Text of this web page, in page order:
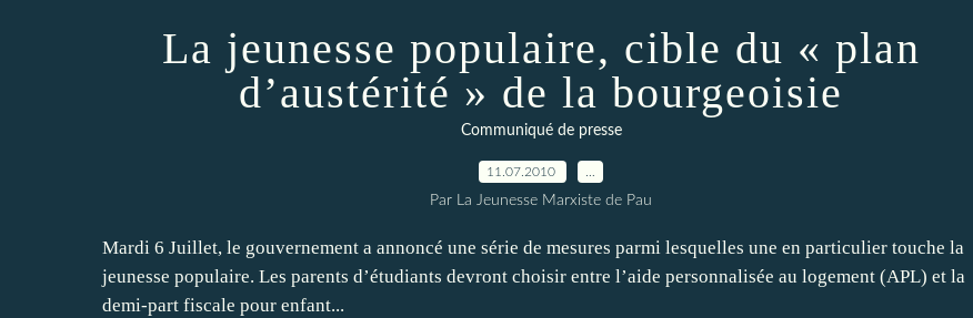
La jeunesse populaire, cible du « plan
d’austérité » de la bourgeoisie
Communiqué de presse
11.07.2010
Par La Jeunesse Marxiste de Pau
Mardi 6 Juillet, le gouvernement a annoncé une série de mesures parmi lesquelles une en particulier touche la
jeunesse populaire. Les parents d’étudiants devront choisir entre l’aide personnalisée au logement (APL) et la
demi-part fiscale pour enfant...